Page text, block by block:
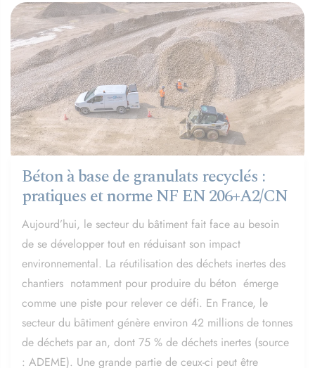
Béton à base de granulats recyclés :
pratiques et norme NF EN 206+A2/CN​​​​​​​
Aujourd’hui, le secteur du bâtiment fait face au besoin
de se développer tout en réduisant son impact
environnemental. La réutilisation des déchets inertes des
chantiers notamment pour produire du béton émerge
comme une piste pour relever ce défi. En France, le
secteur du bâtiment génère environ 42 millions de tonnes
de déchets par an, dont 75 % de déchets inertes (source
: ADEME). Une grande partie de ceux-ci peut être